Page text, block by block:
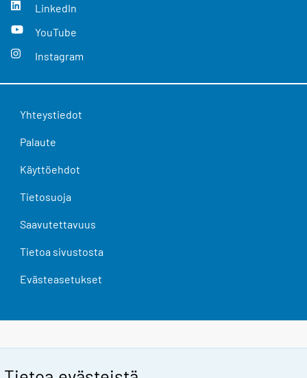
LinkedIn
YouTube
Instagram
Yhteystiedot
Palaute
Käyttöehdot
Tietosuoja
Saavutettavuus
Tietoa sivustosta
Evästeasetukset